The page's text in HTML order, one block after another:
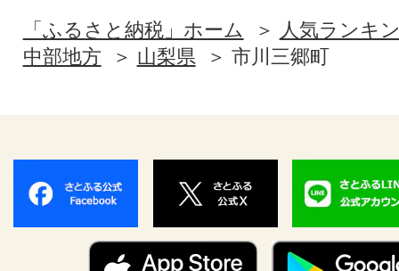
「ふるさと納税」ホーム
人気ランキ
中部地方
山梨県 市川三郷町